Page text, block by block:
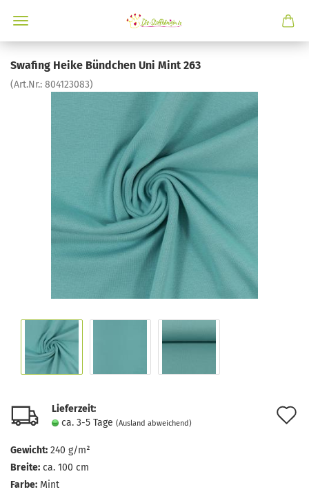
Swafing Heike Bündchen Uni Mint 263
(Art.Nr.: 804123083)
Lieferzeit:
ca. 3-5 Tage (Ausland abweichend)
Gewicht: 240 g/m²
Breite: ca. 100 cm
Farbe: Mint